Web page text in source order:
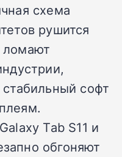
схема
рушится
софт
Tab S11 и
обгоняют